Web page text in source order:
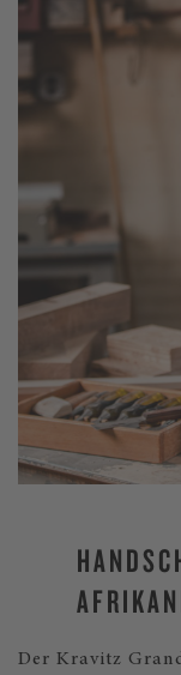
Der Kravitz